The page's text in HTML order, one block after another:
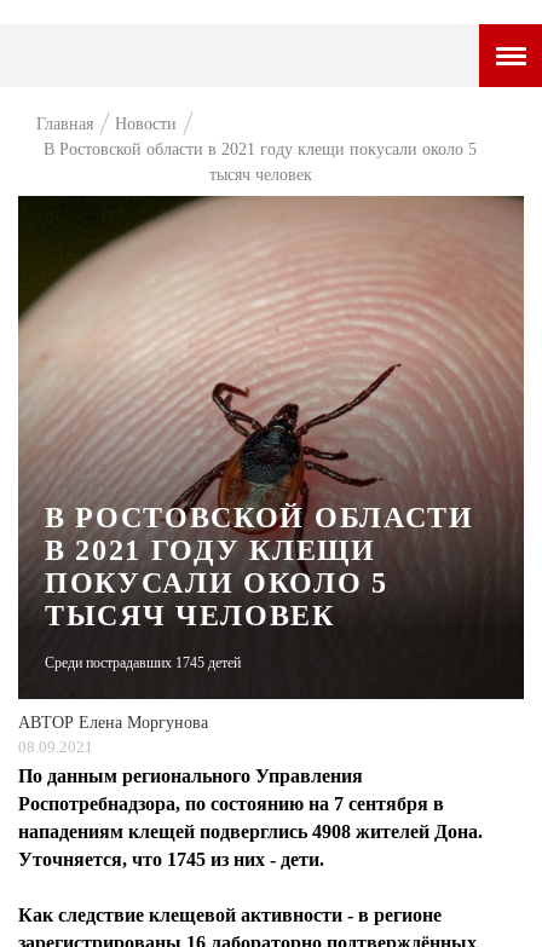
НОВОСТИ
ТАМ И ТУТ
СТИЛЬ ЖИЗНИ
ХАЙП
ЧЕЛОВЕК ОСОБЕННЫЙ
КУЛЬТ ЕДЫ
АФИША
ЖУРНАЛ
Главная
Новости
В Ростовской области в 2021 году клещи покусали около 5
тысяч человек
В РОСТОВСКОЙ ОБЛАСТИ
В 2021 ГОДУ КЛЕЩИ
ПОКУСАЛИ ОКОЛО 5
ТЫСЯЧ ЧЕЛОВЕК
Среди пострадавших 1745 детей
АВТОР Елена Моргунова
08.09.2021
По данным регионального Управления
Роспотребнадзора, по состоянию на 7 сентября в
нападениям клещей подверглись 4908 жителей Дона.
Уточняется, что 1745 из них - дети.
Как следствие клещевой активности - в регионе
зарегистрированы 16 лабораторно подтверждённых